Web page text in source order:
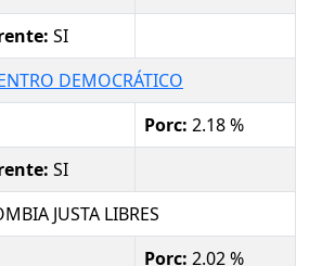
SI
DEMOCRÁTICO
Porc: 2.18 %
SI
JUSTA LIBRES
Porc: 2.02 %